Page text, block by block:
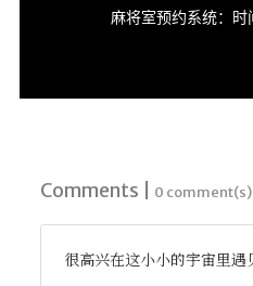
Comments | 0 comment(s)